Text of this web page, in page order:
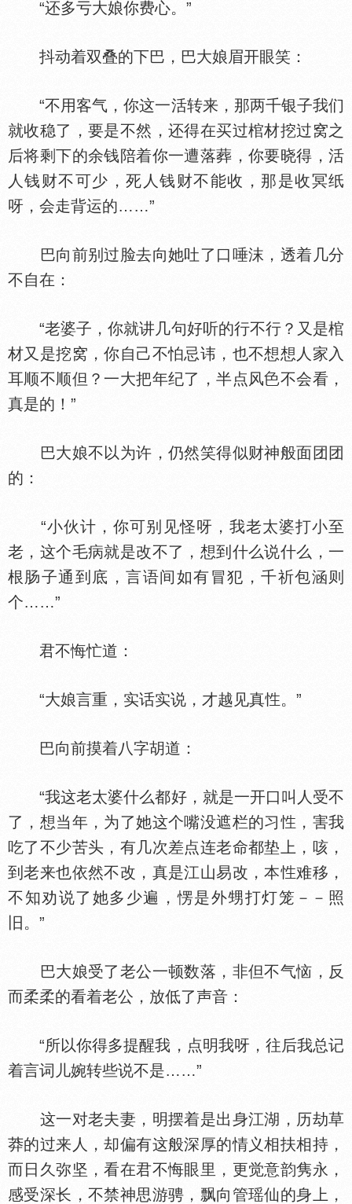
“还多亏大娘你费心。”
抖动着双叠的下巴，巴大娘眉开眼笑：
“不用客气，你这一活转来，那两千银子我们
就收稳了，要是不然，还得在买过棺材挖过窝之
后将剩下的余钱陪着你一遭落葬，你要晓得，活
人钱财不可少，死人钱财不能收，那是收冥纸
呀，会走背运的……”
巴向前别过脸去向她吐了口唾沫，透着几分
不自在：
“老婆子，你就讲几句好听的行不行？又是棺
材又是挖窝，你自己不怕忌讳，也不想想人家入
耳顺不顺但？一大把年纪了，半点风
不会看，
真是的！”
巴大娘不以为许，仍然笑得似财神般面团团
的：
“小伙计，你可别见怪呀，我老太婆打小至
老，这个毛病就是改不了，想到什么说什么，一
根肠子通到底，言语间如有冒犯，千祈包涵则
个……”
君不悔忙道：
“大娘言重，实话实说，才越见真 。”
巴向前摸着八字胡道：
“我这老太婆什么都好，就是一开口叫人受不
了，想当年，为了她这个嘴没遮栏的习
，害我
吃了不少苦头，有几次差点连老命都垫上，咳，
到老来也依然不改，真是江山易改，本
难移，
不知劝说了她多少遍，愣是外甥打灯笼－－照
旧。”
巴大娘受了老公一顿数落，非但不气恼，反
而柔柔的看着老公，放低了声音：
“所以你得多提醒我，点明我呀，往后我总记
着言词儿婉转些说不是……”
这一对老夫妻，明摆着是出身江湖，历劫草
莽的过来人，却偏有这般深厚的情义相扶相持，
而日久弥坚，看在君不悔眼里，更觉意韵隽永，
感受深长，不禁神思游骋，飘向管瑶仙的身上，